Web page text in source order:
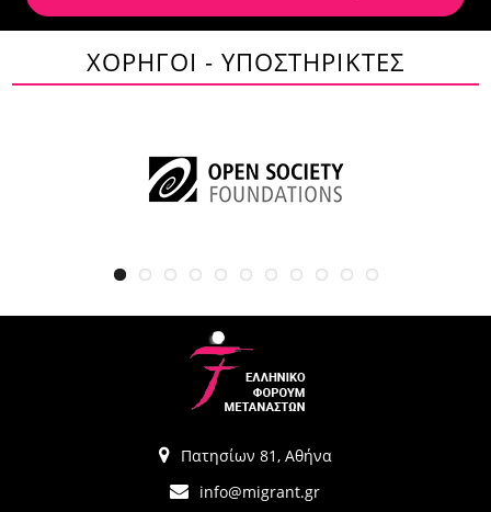
ΧΟΡΗΓΟΙ - ΥΠΟΣΤΗΡΙΚΤΕΣ
Πατησίων 81, Αθήνα
info@migrant.gr